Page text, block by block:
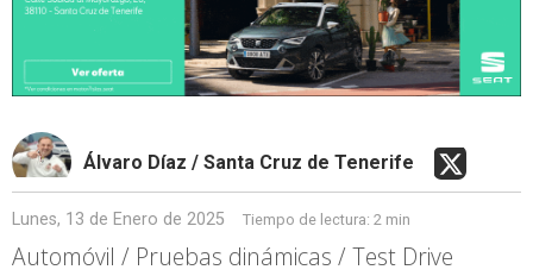
Álvaro Díaz / Santa Cruz de Tenerife
Lunes, 13 de Enero de 2025 Tiempo de lectura: 2 min
Automóvil / Pruebas dinámicas / Test Drive